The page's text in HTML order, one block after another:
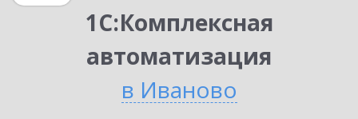
1С:Комплексная
автоматизация
в Иваново